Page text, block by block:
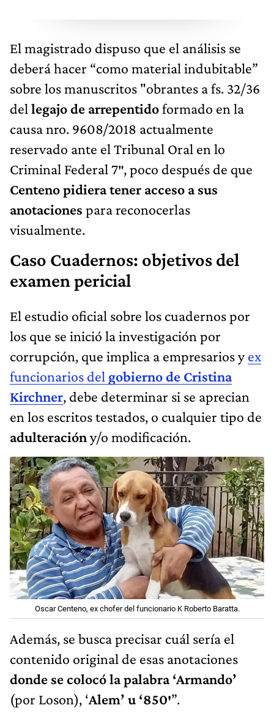
El magistrado dispuso que el análisis se
deberá hacer “como material indubitable”
sobre los manuscritos "obrantes a fs. 32/36
del legajo de arrepentidoformado en la
causa nro. 9608/2018 actualmente
reservado ante el Tribunal Oral en lo
Criminal Federal 7″, poco después de que
Centeno pidiera tener acceso a sus
anotaciones para reconocerlas
visualmente.
Caso Cuadernos: objetivos del
examen pericial
El estudio oficial sobre los cuadernos por
los que se inició la investigación por
corrupción, que implica a empresarios yex
funcionarios del gobierno de Cristina
Kirchner, debe determinar si se aprecian
en los escritos testados, o cualquier tipo de
adulteracióny/o modificación.
Oscar Centeno, ex chofer del funcionario K Roberto Baratta.
Además, se busca precisar cuál sería el
contenido original de esas anotaciones
donde se colocó la palabra ‘Armando’
(por Loson), ‘Alem’ u ‘850′”.